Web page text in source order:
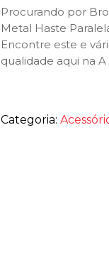
Procurando por
Metal Haste
Encontre este e
qualidade aqui na A
Categoria: